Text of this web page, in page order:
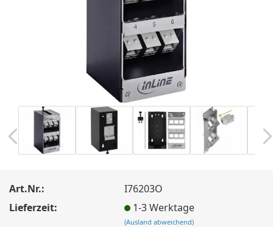
Art.Nr.:
I76203O
Lieferzeit:
1-3 Werktage
(Ausland abweichend)